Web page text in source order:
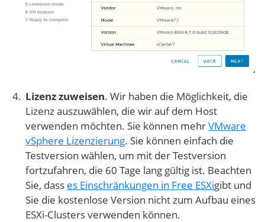
Lizenz zuweisen. Wir haben die Möglichkeit, die
Lizenz auszuwählen, die wir auf dem Host
verwenden möchten. Sie können mehrVMware
vSphere Lizenzierung. Sie können einfach die
Testversion wählen, um mit der Testversion
fortzufahren, die 60 Tage lang gültig ist. Beachten
Sie, dass es Einschränkungen in Free ESXigibt und
Sie die kostenlose Version nicht zum Aufbau eines
ESXi-Clusters verwenden können.